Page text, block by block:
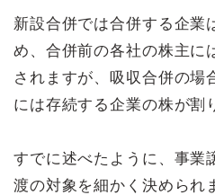
新設合併では合併する企業
め、合併前の各社の株主に
されますが、吸収合併の場
には存続する企業の株が割
すでに述べたように、事業
渡の対象を細かく決められ